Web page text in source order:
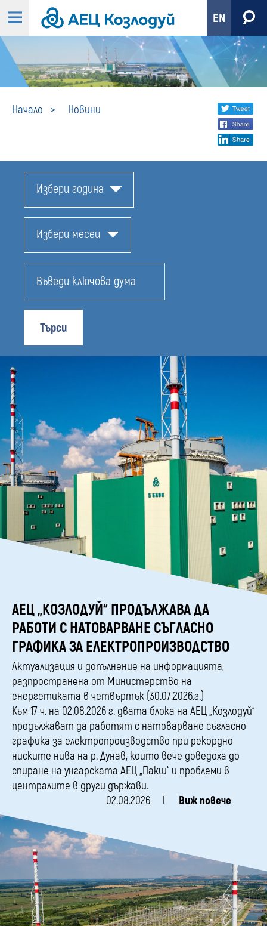
EN
Начало Новини
Share
social
media
Избери година
Избери месец
Търси
АЕЦ „КОЗЛОДУЙ“ ПРОДЪЛЖАВА ДА
РАБОТИ С НАТОВАРВАНЕ СЪГЛАСНО
ГРАФИКА ЗА ЕЛЕКТРОПРОИЗВОДСТВО
Актуализация и допълнение на информацията,
разпространена от Министерство на
енергетиката в четвъртък (30.07.2026.г.)
Към 17 ч. на 02.08.2026 г. двата блока на АЕЦ „Козлодуй“
продължават да работят с натоварване съгласно
графика за електропроизводство при рекордно
ниските нива на р. Дунав, които вече доведоха до
спиране на унгарската АЕЦ „Пакш“ и проблеми в
централите в други държави.
02.08.2026
Виж повече